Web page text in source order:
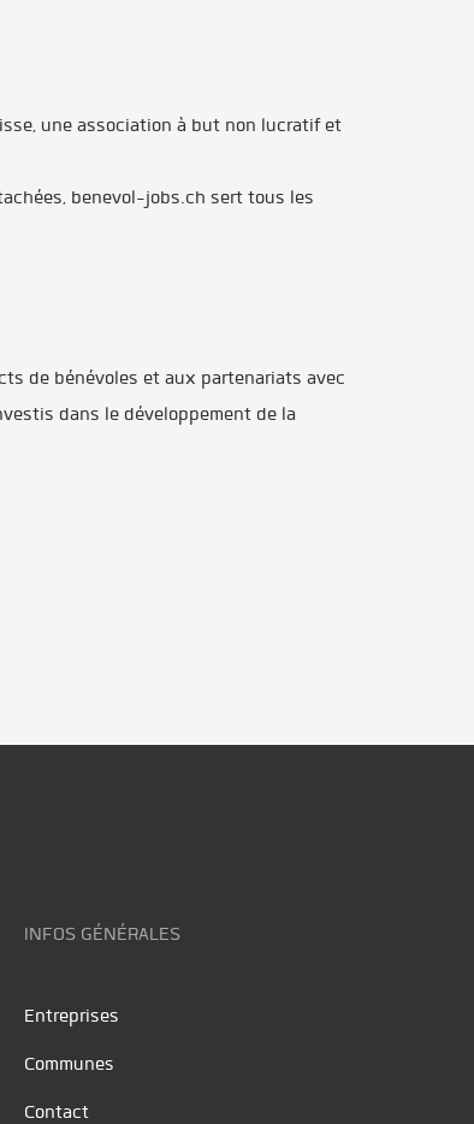
une association à but non lucratif et
benevol-jobs.ch sert tous les
de bénévoles et aux partenariats avec
dans le développement de la
INFOS GÉNÉRALES
Entreprises
Communes
Contact